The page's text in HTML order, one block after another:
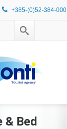
+385-(0)52-384-000
& Bed